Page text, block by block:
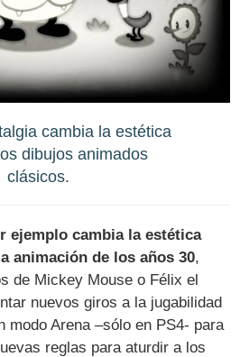
cambia la estética
dibujos animados
clásicos.
ejemplo cambia la estética
animación de los años 30,
de Mickey Mouse o Félix el
nuevos giros a la jugabilidad
modo Arena –sólo en PS4- para
reglas para aturdir a los